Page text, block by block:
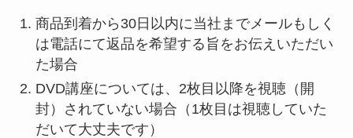
商品到着から30日以内に当社までメールもしく
は電話にて返品を希望する旨をお伝えいただい
た場合
DVD講座については、2枚目以降を視聴（開
封）されていない場合（1枚目は視聴していた
だいて大丈夫です）